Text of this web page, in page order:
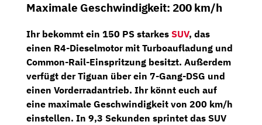
Maximale Geschwindigkeit: 200 km/h
Ihr bekommt ein 150 PS starkes SUV, das
einen R4-Dieselmotormit Turboaufladung und
Common-Rail-Einspritzung besitzt. Außerdem
verfügt der Tiguan über ein 7-Gang-DSG und
einen Vorderradantrieb. Ihr könnt euch auf
eine maximale Geschwindigkeit von 200 km/h
einstellen. In 9,3 Sekunden sprintet das SUV